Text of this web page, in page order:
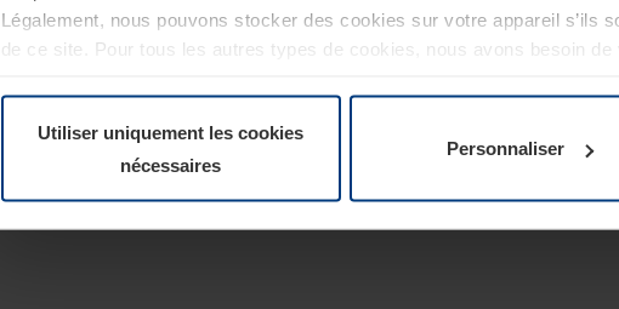
Légalement, nous pouvons stocker des cookies sur votre appareil s’ils
de ce site. Pour tous les autres types de cookies, nous avons besoin
Utiliser uniquement les cookies
nécessaires
Personnaliser